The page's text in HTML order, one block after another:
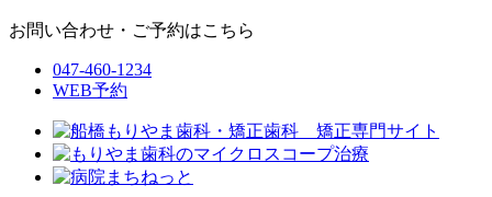
お問い合わせ・ご予約はこちら
047-460-1234
WEB予約